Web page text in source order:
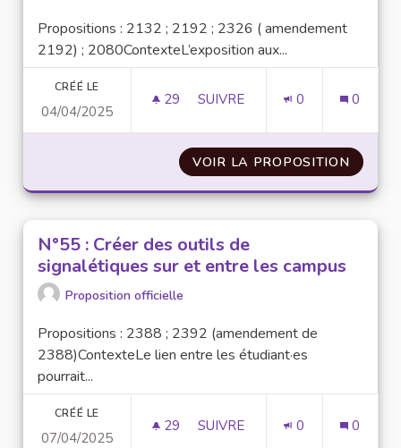
Propositions : 2132 ; 2192 ; 2326 ( amendement
2192) ; 2080ContexteL’exposition aux...
CRÉÉ LE
04/04/2025
29 29 ABONNÉS
SUIVRE 0 0
VOIR LA PROPOSITION N°4 :
N°55 : Créer des outils de
signalétiques sur et entre les campus
Proposition officielle
Propositions : 2388 ; 2392 (amendement de
2388)ContexteLe lien entre les étudiant·es
pourrait...
CRÉÉ LE
07/04/2025
29 29 ABONNÉS
SUIVRE 0 0